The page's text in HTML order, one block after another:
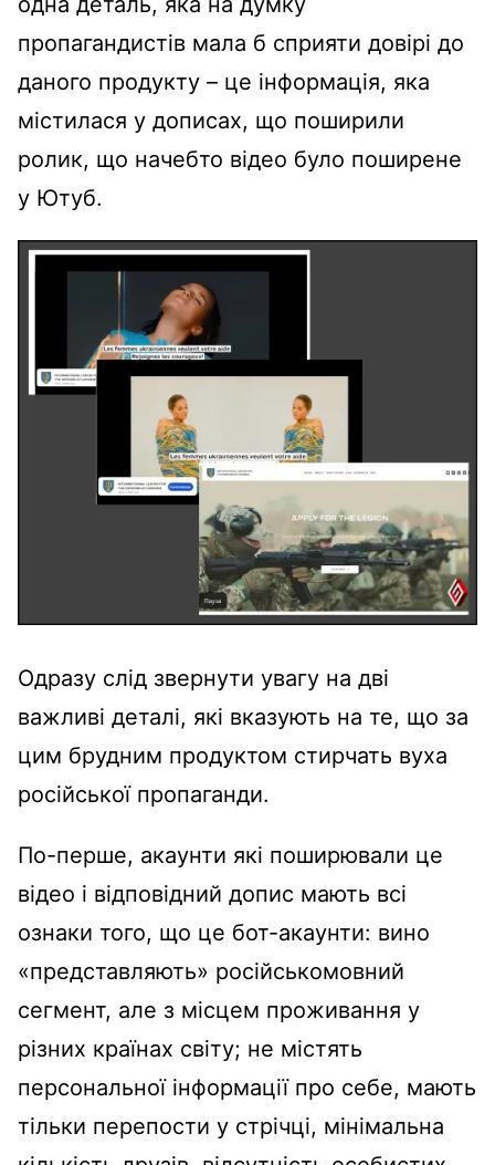
пропагандистів мала б сприяти довірі до
даного продукту – це інформація, яка
містилася у дописах, що поширили
ролик, що начебто відео було поширене
у Ютуб.
Одразу слід звернути увагу на дві
важливі деталі, які вказують на те, що за
цим брудним продуктом стирчать вуха
російської пропаганди.
По-перше, акаунти які поширювали це
відео і відповідний допис мають всі
ознаки того, що це бот-акаунти: вино
«представляють» російськомовний
сегмент, але з місцем проживання у
різних країнах світу; не містять
персональної інформації про себе, мають
тільки перепости у стрічці, мінімальна